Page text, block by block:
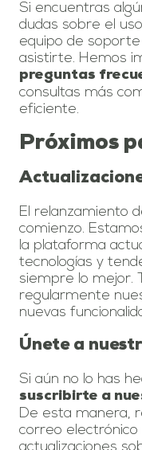
Si encuentras
dudas sobre el
equipo de
asistirte. Hemos
preguntas
consultas más
eficiente.
Próximos
El relanzamiento
comienzo.
la plataforma
tecnologías y
siempre lo mejor.
regularmente
nuevas
Únete a
Si aún no lo has
suscribirte a
De esta manera,
correo electrónico